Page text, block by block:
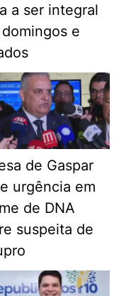
a ser integral
e
de Gaspar
urgência em
de DNA
suspeita de